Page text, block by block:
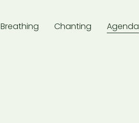
Breathing Chanting Agenda